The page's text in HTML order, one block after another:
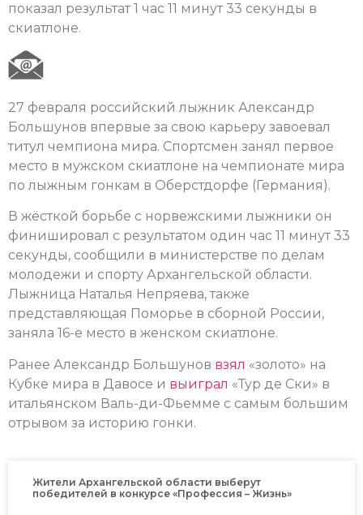
показал результат 1 час 11 минут 33 секунды в
скиатлоне.
27 февраля российский лыжник Александр
Большунов впервые за свою карьеру завоевал
титул чемпиона мира. Спортсмен занял первое
место в мужском скиатлоне на чемпионате мира
по лыжным гонкам в Оберстдорфе (Германия).
В жёсткой борьбе с норвежскими лыжники он
финишировал с результатом один час 11 минут 33
секунды, сообщили в министерстве по делам
молодежи и спорту Архангельской области.
Лыжница Наталья Непряева, также
представляющая Поморье в сборной России,
заняла 16-е место в женском скиатлоне.
Ранее Александр Большунов взял «золото» на
Кубке мира в Давосе и выиграл «Тур де Ски» в
итальянском Валь-ди-Фьемме с самым большим
отрывом за историю гонки.
Жители Архангельской области выберут
победителей в конкурсе «Профессия – Жизнь»